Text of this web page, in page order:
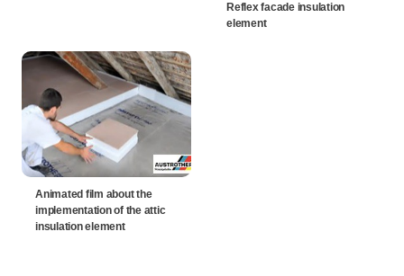
Reflex facade insulation
element
Animated film about the
implementation of the attic
insulation element